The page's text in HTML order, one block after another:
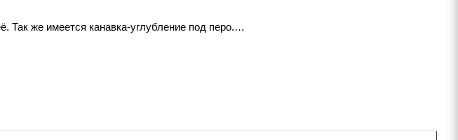
же имеется канавка-углубление под перо.